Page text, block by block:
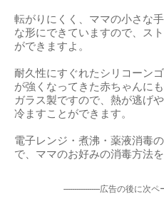
転がりにくく、ママの小さな
な形にできていますので、ス
ができますよ。
耐久性にすぐれたシリコーン
が強くなってきた赤ちゃんに
ガラス製ですので、熱が逃げ
冷ますことができます。
電子レンジ・煮沸・薬液消毒
で、ママのお好みの消毒方法
-----------------広告の後に次ペ